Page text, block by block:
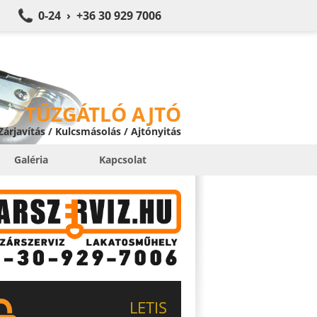
0-24 › +36 30 929 7006
TŰZGÁTLÓ AJTÓ
/ Kulcsmásolás / Ajtónyitás
Galéria Kapcsolat
LETIS